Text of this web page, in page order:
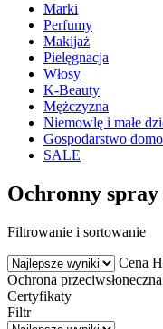
Marki
Perfumy
Makijaż
Pielęgnacja
Włosy
K-Beauty
Mężczyzna
Niemowlę i małe
Gospodarstwo
SALE
Ochronny
Filtrowanie i sortowanie
Cena
Ochrona
Certyfikaty
Filtr